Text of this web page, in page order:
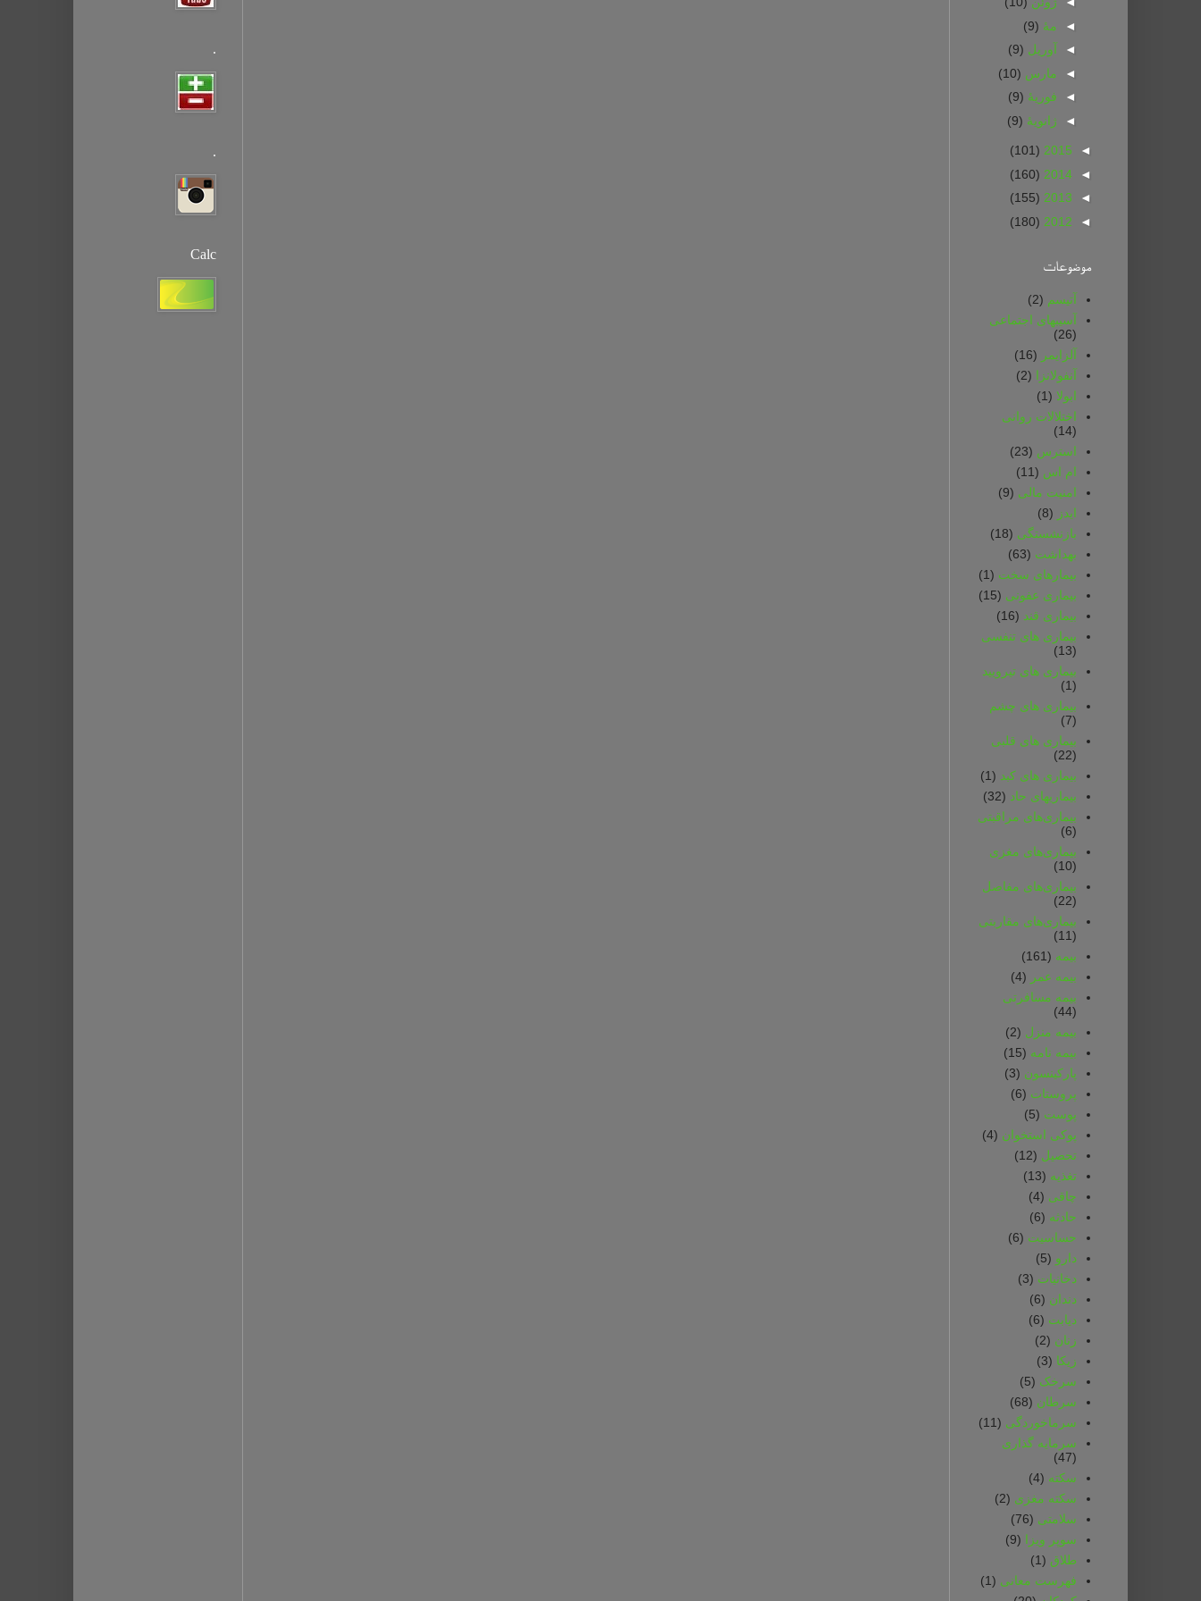
.
.
Calc
◄ مهٔ (9)
◄
آوریل (9)
◄ مارس (10)
◄ فوریهٔ (9)
◄ ژانویهٔ (9)
◄
2015
(101)
◄
2014
(160)
◄
2013
(155)
◄
2012
(180)
موضوعات
آتیسم (2)
آسیبهای اجتماعی
(26)
آلزایمر (16)
آنفولانزا
(2)
ابولا (1)
اختلالات روانی
(14)
استرس (23)
ام اس (11)
امنیت مالی (9)
ایدز (8)
بازنشستگی (18)
بهداشت (63)
بیمارهای سخت (1)
بیماری عفونی (15)
بیماری قند (16)
بیماری های تنفسی
(13)
بیماری های تیرویید
(1)
بیماری های چشم
(7)
بیماری های قلبی
(22)
بیماری های کبد (1)
بیماریهای حاد (32)
بیماری‌های مراقبتی
(6)
بیماری‌های مغزی
(10)
بیماری‌های مفاصل
(22)
بیماری‌های مقاربتی
(11)
بیمه (161)
بیمه‌ عمر (4)
بیمه‌ مسافرتی‌
(44)
بیمه‌ منزل (2)
بیمه‌ نامه (15)
پارکینسون (3)
پروستات (6)
پوست (5)
پوکی استخوان (4)
تحصیل (12)
تغذیه (13)
چاقی (4)
حادثه (6)
حساسیت (6)
دارو (5)
دخانیات (3)
دندان (6)
دیابت (6)
زنان (2)
زیکا (3)
سرخک (5)
سرطان (68)
سرماخوردگی (11)
سرمایه گذاری
(47)
سکته (4)
سکته مغزی (2)
سلامتی (76)
سوپر ویزا
(9)
طلاق (1)
فهرست معانی (1)